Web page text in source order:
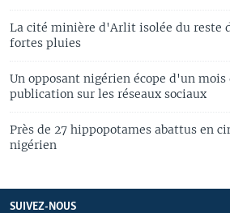
La cité minière d'Arlit isolée du reste
fortes pluies
Un opposant nigérien écope d'un
publication sur les réseaux sociaux
Près de 27 hippopotames abattus en
nigérien
SUIVEZ-NOUS